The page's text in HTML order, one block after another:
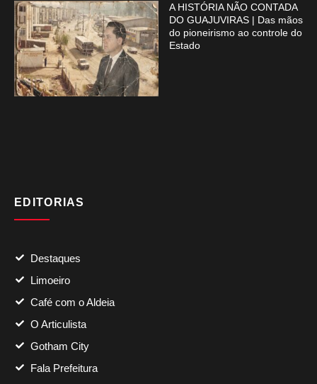
A HISTÓRIA NÃO CONTADA
DO GUAJUVIRAS | Das mãos
do pioneirismo ao controle do
Estado
EDITORIAS
Destaques
Limoeiro
Café com o Aldeia
O Articulista
Gotham City
Fala Prefeitura